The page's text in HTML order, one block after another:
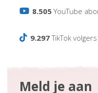
8.505YouTube
9.297TikTok volgers
Meld je aan